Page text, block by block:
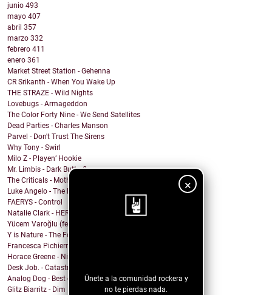
×
Únete a la comunidad rockera y
no te pierdas nada.
junio 493
mayo 407
abril 357
marzo 332
febrero 411
enero 361
Market Street Station - Gehenna
CR Srikanth - When You Wake Up
THE STRAZE - Wild Nights
Lovebugs - Armageddon
The Color Forty Nine - We Send Satellites
Dead Parties - Charles Manson
Parvel - Don't Trust The Sirens
Why Tony - Swirl
Milo Z - Playen’ Hookie
Mr. Limbis - Dark Butterfly
The Criticals - Mother of Style
Luke Angelo - The Pool
FAERYS - Control
Natalie Clark - HERE
Yücem Varoğlu (feat. Jam and the Benzos) - Gimme G...
Y is Nature - The Fool
Francesca Pichierri - Sperarci Due Eroi
Horace Greene - Nighttime Boi
Desk Job. - Catastrophe
Analog Dog - Best of Me
Glitz Biarritz - Dim Lights